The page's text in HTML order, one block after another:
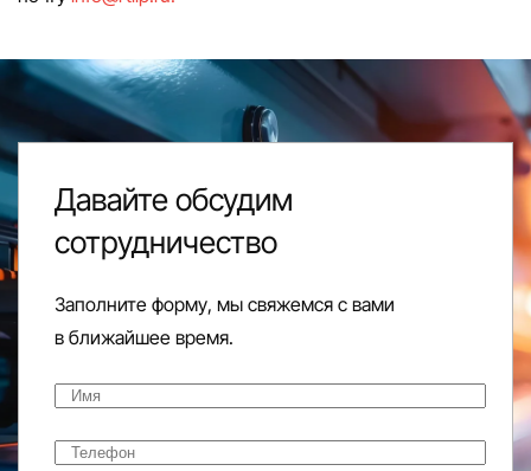
Давайте обсудим
сотрудничество
Заполните форму, мы свяжемся с вами
в ближайшее время.